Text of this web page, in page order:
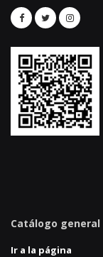
Catálogo general
Ir a la página